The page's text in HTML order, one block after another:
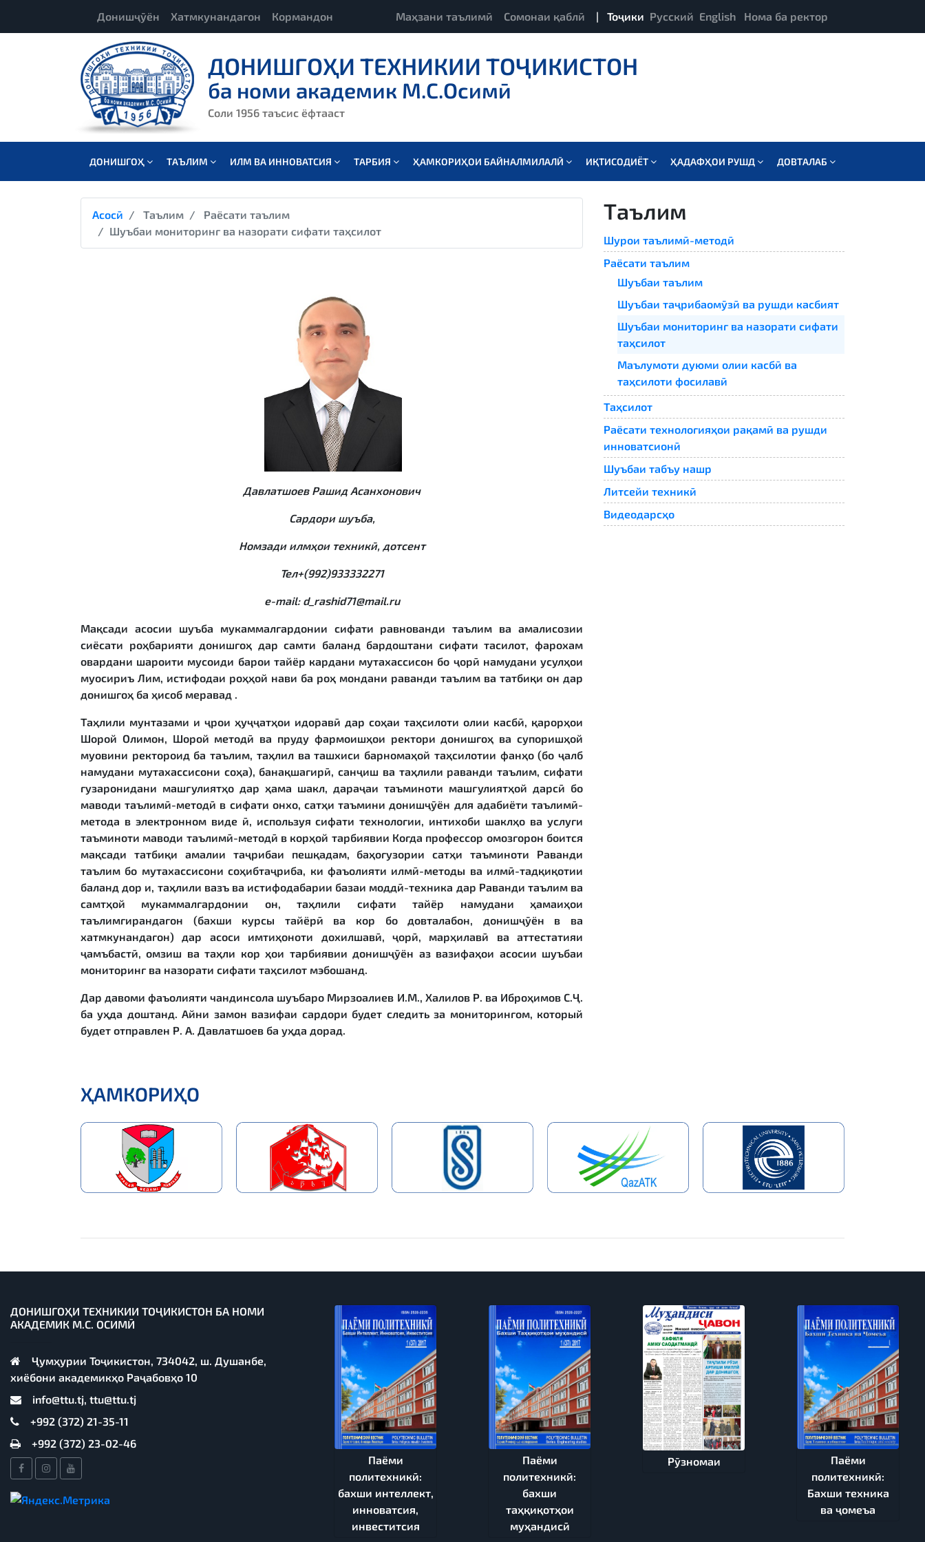
Донишҷӯён Хатмкунандагон Кормандон Маҳзани таълимӣ Сомонаи қаблӣ | Тоҷики Русский English Нома ба ректор
ДОНИШГОҲИ ТЕХНИКИИ ТОҶИКИСТОН
ба номи академик М.С.Осимӣ
Соли 1956 таъсис ёфтааст
ДОНИШГОҲ ТАЪЛИМ ИЛМ ВА ИННОВАТСИЯ ТАРБИЯ ҲАМКОРИҲОИ БАЙНАЛМИЛАЛӢ ИҚТИСОДИЁТ ҲАДАФҲОИ РУШД ДОВТАЛАБ
Асосӣ Таълим
Раёсати таълим
Шуъбаи мониторинг ва назорати сифати таҳсилот
Давлатшоев Рашид Асанхонович
Сардори шуъба,
Номзади илмҳои техникӣ, дотсент
Тел+(992)933332271
e-mail: d_rashid71@mail.ru
Мақсади асосии шуъба мукаммалгардонии сифати равнованди таълим ва амалисозии
сиёсати роҳбарияти донишгоҳ дар самти баланд бардоштани сифати тасилот, фарохам
овардани шароити мусоиди барои тайёр кардани мутахассисон бо ҷорӣ намудани усулҳои
муосириъ Лим, истифодаи роҳҳой нави ба роҳ мондани раванди таълим ва татбиқи он дар
донишгоҳ ба ҳисоб меравад .
Таҳлили мунтазами и ҷрои ҳуҷҷатҳои идоравӣ дар соҳаи таҳсилоти олии касбӣ, қарорҳои
Шорой Олимон, Шорой методӣ ва пруду фармоишҳои ректори донишгоҳ ва супоришҳой
муовини ректороид ба таълим, таҳлил ва ташхиси барномаҳой таҳсилотии фанҳо (бо ҷалб
намудани мутахассисони соҳа), банақшагирӣ, санҷиш ва таҳлили раванди таълим, сифати
гузаронидани машғулиятҳо дар ҳама шакл, дараҷаи таъминоти машғулиятҳой дарсӣ бо
маводи таълимӣ-методӣ в сифати онхо, сатҳи таъмини донишҷӯён для адабиёти таълимӣ-
метода в электронном виде ӣ, используя сифати технологии, интихоби шаклҳо ва услуги
таъминоти маводи таълимӣ-методӣ в корҳой тарбиявии Когда профессор омозгорон боится
мақсади татбиқи амалии таҷрибаи пешқадам, баҳогузории сатҳи таъминоти Раванди
таълим бо мутахассисони соҳибтаҷриба, ки фаъолияти илмӣ-методы ва илмӣ-тадқиқотии
баланд дор и, таҳлили вазъ ва истифодабарии базаи моддӣ-техника дар Раванди таълим ва
самтҳой мукаммалгардонии он, таҳлили сифати тайёр намудани ҳамаиҳои
таълимгирандагон (бахши курсы тайёрӣ ва кор бо довталабон, донишҷӯён в ва
хатмкунандагон) дар асоси имтиҳоноти дохилшавӣ, ҷорӣ, марҳилавӣ ва аттестатияи
ҷамъбастӣ, омзиш ва таҳли кор ҳои тарбиявии донишҷӯён аз вазифаҳои асосии шуъбаи
мониторинг ва назорати сифати таҳсилот мэбошанд.
Дар давоми фаъолияти чандинсола шуъбаро Мирзоалиев И.М., Халилов Р. ва Иброҳимов С.Ҷ.
ба уҳда доштанд.Айни замон вазифаи сардори будет следить за мониторингом, который
будет отправлен Р. А. Давлатшоев ба уҳда дорад.
Таълим
Шурои таълимӣ-методӣ
Раёсати таълим
Шуъбаи таълим
Шуъбаи таҷрибаомӯзӣ ва рушди касбият
Шуъбаи мониторинг ва назорати сифати
таҳсилот
Маълумоти дуюми олии касбӣ ва
таҳсилоти фосилавӣ
Таҳсилот
Раёсати технологияҳои рақамӣ ва рушди
инноватсионӣ
Шуъбаи табъу нашр
Литсейи техникӣ
Видеодарсҳо
ҲАМКОРИҲО
ДОНИШГОҲИ ТЕХНИКИИ ТОҶИКИСТОН БА НОМИ
АКАДЕМИК М.С. ОСИМӢ
Ҷумҳурии Тоҷикистон, 734042, ш. Душанбе,
хиёбони академикҳо Раҷабовҳо 10
info@ttu.tj, ttu@ttu.tj
+992 (372) 21-35-11
+992 (372) 23-02-46
Паёми
политехникӣ:
бахши интеллект,
инноватсия,
инвеститсия
Паёми
политехникӣ:
бахши
таҳқиқотҳои
муҳандисӣ
Рӯзномаи
Паёми
политехникӣ:
Бахши техника
ва ҷомеъа